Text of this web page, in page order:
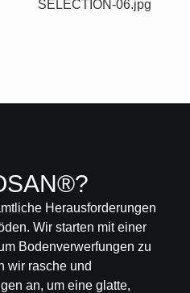
Herausforderungen
Wir starten mit einer
Bodenverwerfungen zu
wir rasche und
an, um eine glatte,